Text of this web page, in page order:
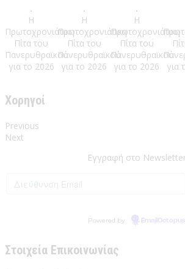
Η
Πρωτοχρονιάτικη
Πίτα του
Πανερυθραϊκού
για το 2026
Η
Πρωτοχρονιάτικη
Πίτα του
Πανερυθραϊκού
για το 2026
Η
Πρωτοχρονιάτικη
Πίτα του
Πανερυθραϊκού
για το 2026
για
Χορηγοί
Previous
Next
Εγγραφή στο
Powered by EmailOctopus
Στοιχεία Επικοινωνίας